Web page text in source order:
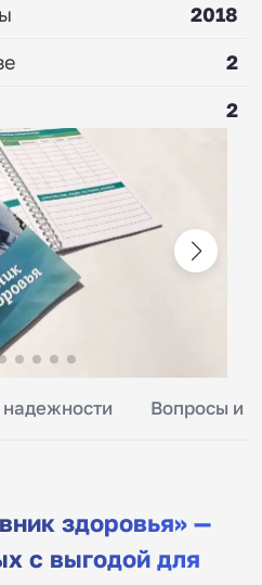
Вопросы и
здоровья» —
с выгодой для
2018
2
2